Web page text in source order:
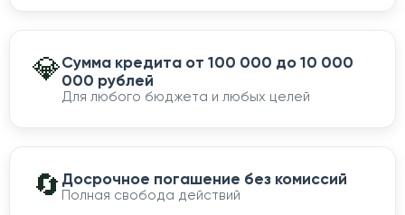
💎Сумма кредита от 100 000 до 10 000
000 рублей
Для любого бюджета и любых целей
🔄 Досрочное погашение без комиссий
Полная свобода действий